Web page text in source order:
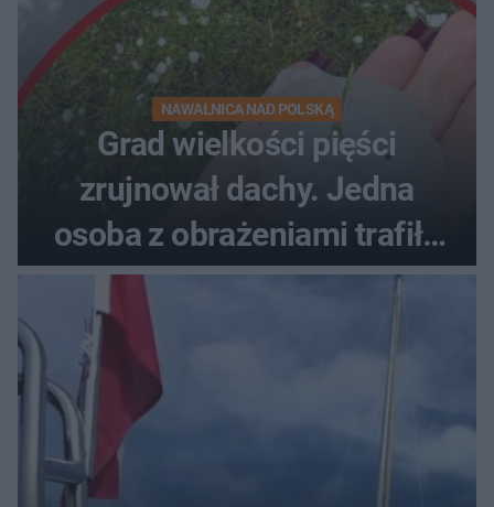
NAWAŁNICA NAD POLSKĄ
Grad wielkości pięści
zrujnował dachy. Jedna
osoba z obrażeniami trafiła
do szpitala